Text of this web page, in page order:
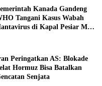
Kanada Gandeng
Tangani Kasus Wabah
di Kapal Pesiar MV
Peringatkan AS: Blokade
Hormuz Bisa Batalkan
Senjata